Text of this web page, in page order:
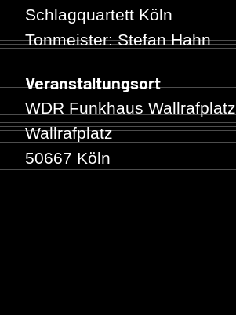
Schlagquartett Köln
Tonmeister: Stefan Hahn
Veranstaltungsort
WDR Funkhaus Wallrafplatz
Wallrafplatz
50667 Köln